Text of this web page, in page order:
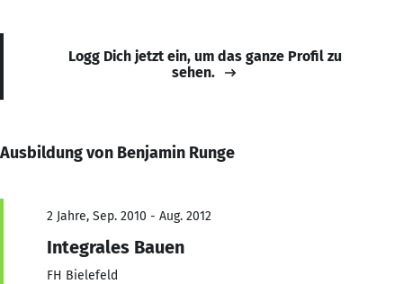
Logg Dich jetzt ein, um das ganze Profil zu
sehen.
Ausbildung von Benjamin Runge
2 Jahre, Sep. 2010 - Aug. 2012
Integrales Bauen
FH Bielefeld